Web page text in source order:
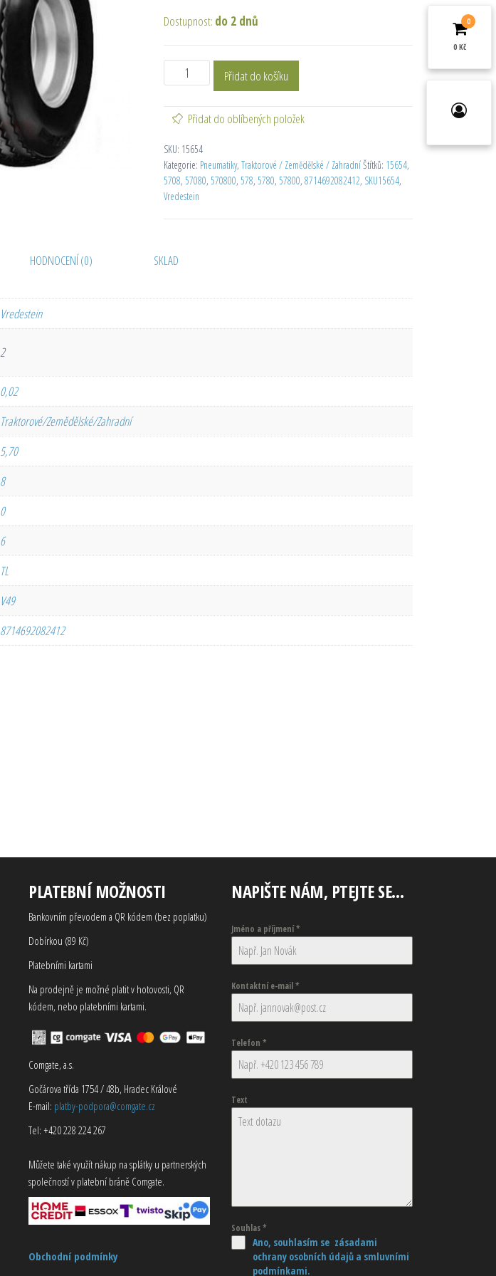
Dostupnost: do 2 dnů
Přidat do košíku
Přidat do oblíbených položek
SKU: 15654
Kategorie: Pneumatiky, Traktorové / Zemědělské / ZahradníŠtítků: 15654,
5708, 57080, 570800, 578, 5780, 57800, 8714692082412, SKU15654,
Vredestein
HODNOCENÍ (0) SKLAD
Vredestein
2
0,02
Traktorové/Zemědělské/Zahradní
5,70
8
0
6
TL
V49
8714692082412
PLATEBNÍ MOŽNOSTI
Bankovním převodem a QR kódem (bez poplatku)
Dobírkou (89 Kč)
Platebními kartami
Na prodejně je možné platit v hotovosti, QR
kódem, nebo platebními kartami.
Comgate, a.s.
Gočárova třída 1754 / 48b, Hradec Králové
E-mail: platby-podpora@comgate.cz
Tel: +420 228 224 267
Můžete také využít nákup na splátky u partnerských
společností v platební bráně Comgate.
Obchodní podmínky
NAPIŠTE NÁM, PTEJTE SE…
Jméno a příjmení*
Kontaktní e-mail*
Telefon *
Text
Souhlas*
Ano, souhlasím se zásadami
ochrany osobních údajů a smluvními
podmínkami.
0
0 Kč